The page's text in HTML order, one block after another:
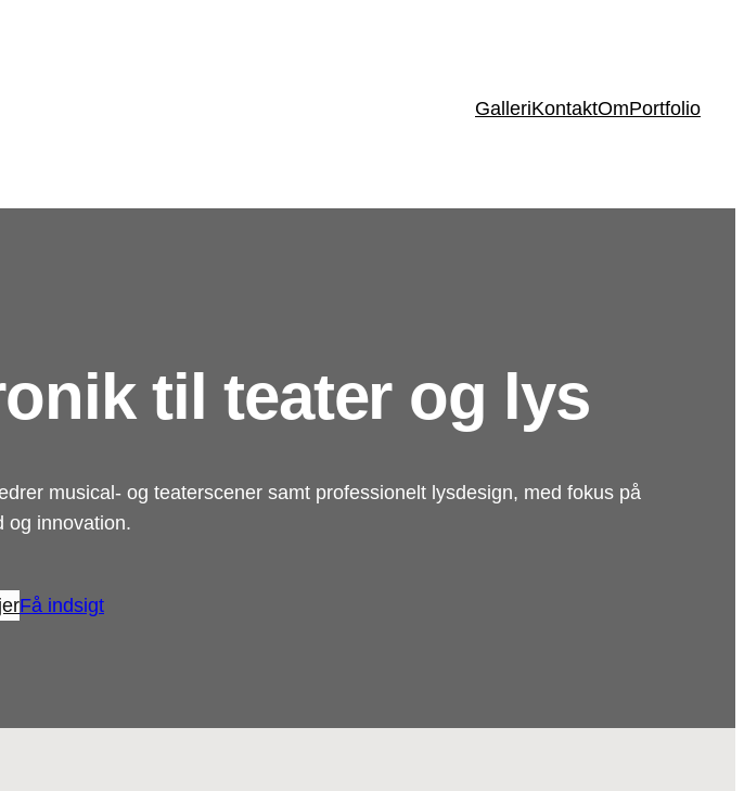
GalleriKontaktOmPortfolio
til teater og lys
musical- og teaterscener samt professionelt lysdesign, med fokus på
og innovation.
Få indsigt